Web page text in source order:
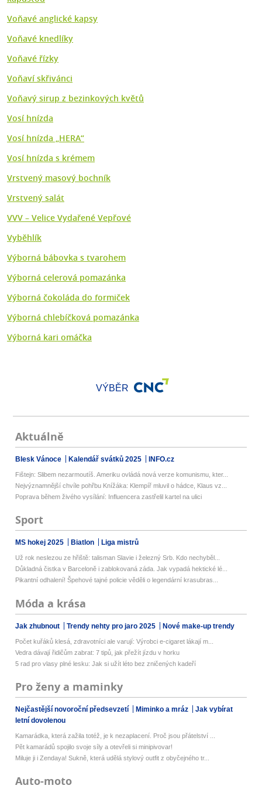
Voňavé anglické kapsy
Voňavé knedlíky
Voňavé řízky
Voňaví skřivánci
Voňavý sirup z bezinkových květů
Vosí hnízda
Vosí hnízda „HERA“
Vosí hnízda s krémem
Vrstvený masový bochník
Vrstvený salát
VVV – Velice Vydařené Vepřové
Vyběhlík
Výborná bábovka s tvarohem
Výborná celerová pomazánka
Výborná čokoláda do formiček
Výborná chlebíčková pomazánka
Výborná kari omáčka
VÝBĚR
Aktuálně
Blesk Vánoce Kalendář svátků 2025 INFO.cz
Fištejn: Slibem nezarmoutíš. Ameriku ovládá nová verze komunismu, kter...
Nejvýznamnější chvíle pohřbu Knížáka: Klempíř mluvil o hádce, Klaus vz...
Poprava během živého vysílání: Influencera zastřelil kartel na ulici
Sport
MS hokej 2025 Biatlon Liga mistrů
Už rok neslezou ze hřiště: talisman Slavie i železný Srb. Kdo nechyběl...
Důkladná čistka v Barceloně i zablokovaná záda. Jak vypadá hektické lé...
Pikantní odhalení! Špehové tajné policie věděli o legendární krasubras...
Móda a krása
Jak zhubnout Trendy nehty pro jaro 2025 Nové make-up trendy
Počet kuřáků klesá, zdravotníci ale varují: Výrobci e-cigaret lákají m...
Vedra dávají řidičům zabrat: 7 tipů, jak přežít jízdu v horku
5 rad pro vlasy plné lesku: Jak si užít léto bez zničených kadeří
Pro ženy a maminky
Nejčastější novoroční předsevzetí Miminko a mráz
Jak vybírat
letní dovolenou
Kamarádka, která zažila totéž, je k nezaplacení. Proč jsou přátelství ...
Pět kamarádů spojilo svoje síly a otevřeli si minipivovar!
Miluje ji i Zendaya! Sukně, která udělá stylový outfit z obyčejného tr...
Auto-moto